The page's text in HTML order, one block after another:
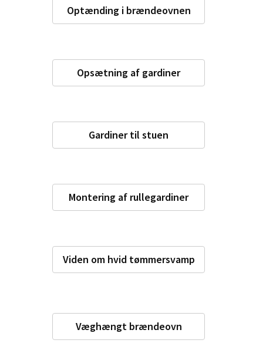
Optænding i brændeovnen
Opsætning af gardiner
Gardiner til stuen
Montering af rullegardiner
Viden om hvid tømmersvamp
Væghængt brændeovn